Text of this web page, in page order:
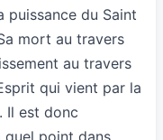
puissance du Saint
mort au travers
au travers
qui vient par la
Il est donc
quel point dans